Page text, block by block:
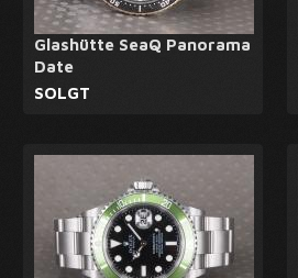
Glashütte SeaQ Panorama
Date
SOLGT